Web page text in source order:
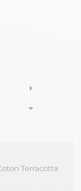
arrow_right
arrow_drop_down
Terracotta